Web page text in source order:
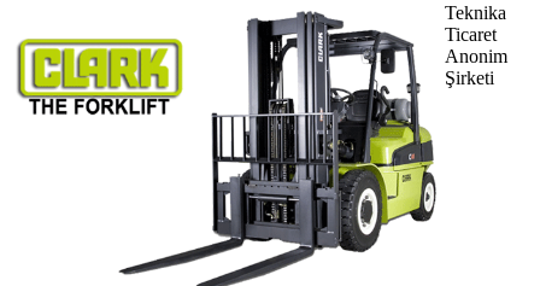
Teknika
Ticaret
Anonim
Şirketi